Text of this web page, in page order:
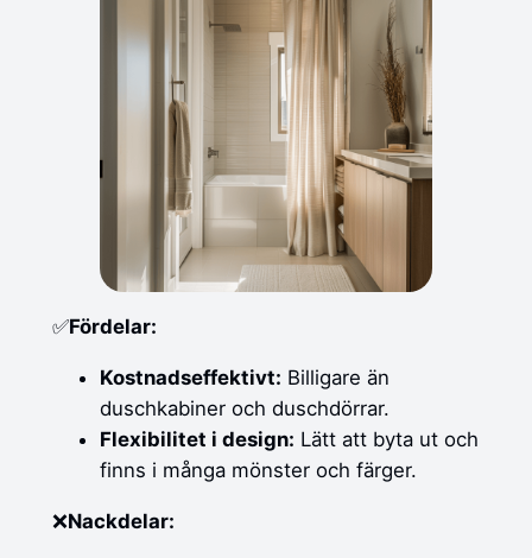
✅Fördelar:
Kostnadseffektivt: Billigare än
duschkabiner och duschdörrar.
Flexibilitet i design: Lätt att byta ut och
finns i många mönster och färger.
❌Nackdelar: